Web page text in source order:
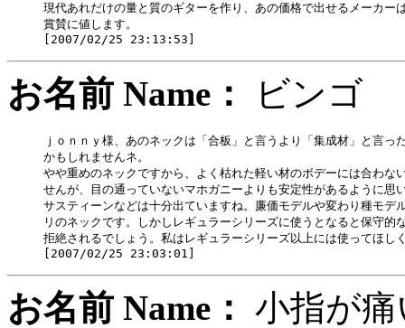
現代あれだけの量と質のギターを作り、あの価格で出せるメーカー
賞賛に値します。
お名前 Name： ビン
ｊｏｎｎｙ様、あのネックは「合板」と言うより「集成材」と言っ
かもしれませんネ。
やや重めのネックですから、よく枯れた軽い材のボデーには合わな
せんが、目の通っていないマホガニーよりも安定性があるように思
サスティーンなどは十分出ていますね。廉価モデルや変わり種モデ
リのネックです。しかしレギュラーシリーズに使うとなると保守的
拒絶されるでしょう。私はレギュラーシリーズ以上には使ってほし
お名前 Name： 小指